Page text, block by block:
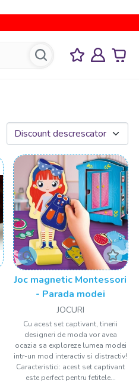
Joc magnetic Montessori
- Parada modei
JOCURI
Cu acest set captivant, tinerii
designeri de moda vor avea
ocazia sa exploreze lumea modei
intr-un mod interactiv si distractiv!
Caracteristici: acest set captivant
este perfect pentru fetitele...